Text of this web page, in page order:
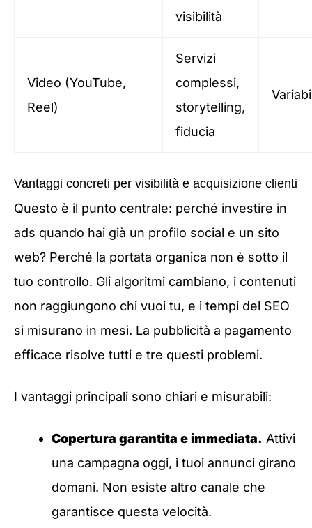
visibilità
Video (YouTube,
Reel)
Servizi
complessi,
storytelling,
fiducia
Vantaggi concreti per visibilità e acquisizione clienti
Questo è il punto centrale: perché investire in
ads quando hai già un profilo social e un sito
web? Perché la portata organica non è sotto il
tuo controllo. Gli algoritmi cambiano, i contenuti
non raggiungono chi vuoi tu, e i tempi del SEO
si misurano in mesi. La pubblicità a pagamento
efficace risolve tutti e tre questi problemi.
I vantaggi principali sono chiari e misurabili:
Copertura garantita e immediata. Attivi
una campagna oggi, i tuoi annunci girano
domani. Non esiste altro canale che
garantisce questa velocità.